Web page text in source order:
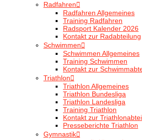
Radfahren
Radfahren Allgemeines
Training Radfahren
Radsport Kalender 2026
Kontakt zur Radabteilung
Schwimmen
Schwimmen Allgemeines
Training Schwimmen
Kontakt zur
Triathlon
Triathlon Allgemeines
Triathlon Bundesliga
Triathlon Landesliga
Training Triathlon
Kontakt zur
Presseberichte Triathlon
Gymnastik